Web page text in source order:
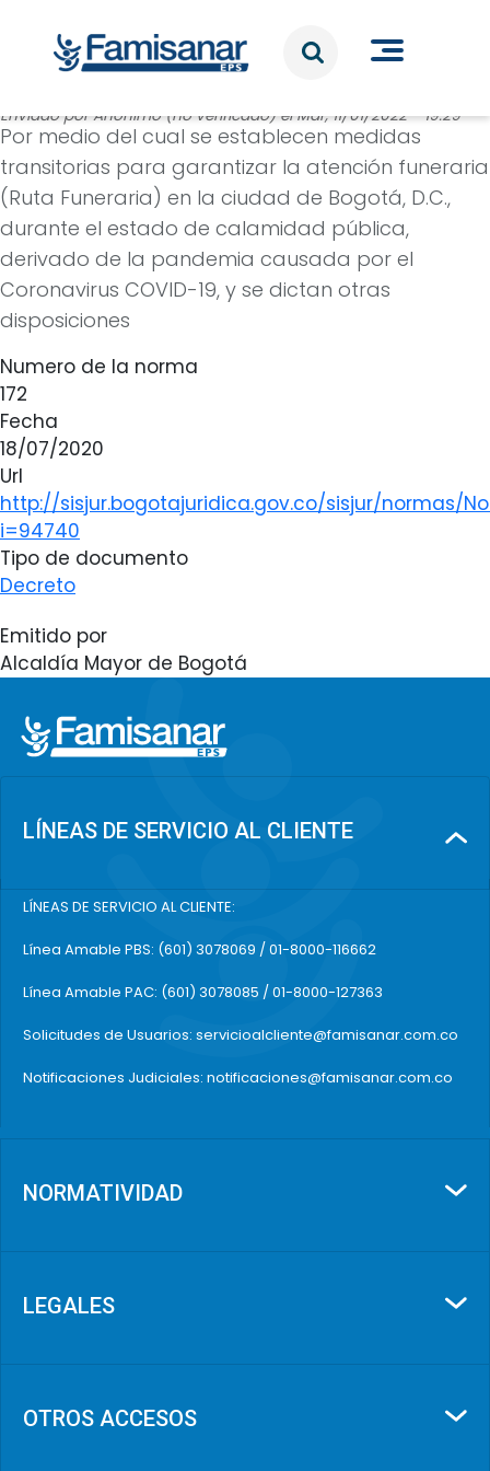
Enviado porAnónimo (no verificado)elMar, 11/01/2022 - 19:29
Por medio del cual se establecen medidas
transitorias para garantizar la atención funeraria
(Ruta Funeraria) en la ciudad de Bogotá, D.C.,
durante el estado de calamidad pública,
derivado de la pandemia causada por el
Coronavirus COVID-19, y se dictan otras
disposiciones
Numero de la norma
172
Fecha
18/07/2020
Url
http://sisjur.bogotajuridica.gov.co/sisjur/normas/
i=94740
Tipo de documento
Decreto
Emitido por
Alcaldía Mayor de Bogotá
LÍNEAS DE SERVICIO AL CLIENTE
LÍNEAS DE SERVICIO AL CLIENTE:
Línea Amable PBS: (601) 3078069 / 01-8000-116662
Línea Amable PAC: (601) 3078085 / 01-8000-127363
Solicitudes de Usuarios: servicioalcliente@famisanar.com.co
Notificaciones Judiciales: notificaciones@famisanar.com.co
NORMATIVIDAD
LEGALES
OTROS ACCESOS